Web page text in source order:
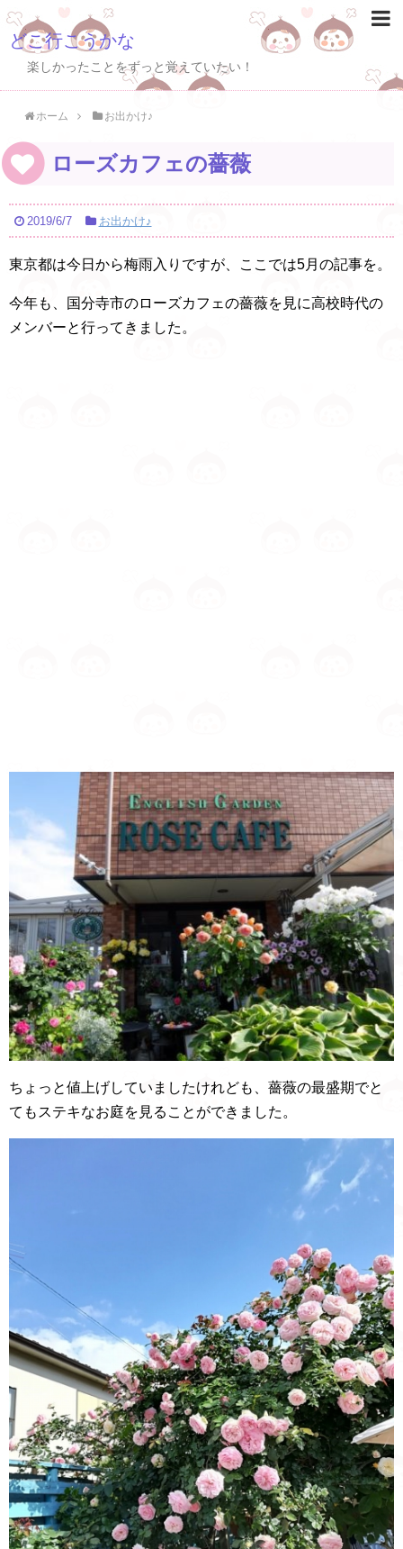
どこ行こうかな
楽しかったことをずっと覚えていたい！
ホーム お出かけ♪
ローズカフェの薔薇
2019/6/7 お出かけ♪
東京都は今日から梅雨入りですが、ここでは5月の記事を。
今年も、国分寺市のローズカフェの薔薇を見に高校時代の
メンバーと行ってきました。
ちょっと値上げしていましたけれども、薔薇の最盛期でと
てもステキなお庭を見ることができました。